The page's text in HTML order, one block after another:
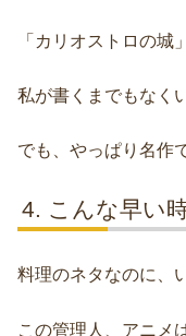
「カリオストロの城
私が書くまでもなく
でも、やっぱり名作
こんな早い
料理のネタなのに
この管理人、アニメ